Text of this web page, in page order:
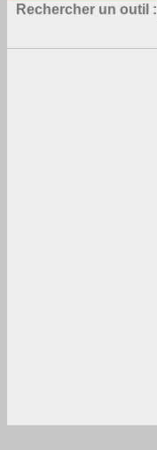
Rechercher un outil :